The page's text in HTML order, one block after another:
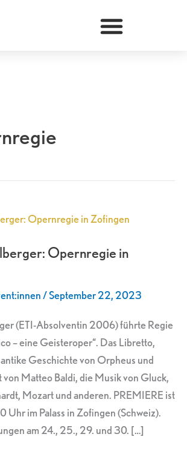
Opernregie in
/September 22, 2023
(ETI-Absolventin 2006) führte Regie
– eine Geisteroper“. Das Libretto,
Geschichte von Orpheus und
von Matteo Baldi, die Musik von Gluck,
Mozart und anderen. PREMIERE ist
Uhr im Palass in Zofingen (Schweiz).
am 24., 25., 29. und 30. […]